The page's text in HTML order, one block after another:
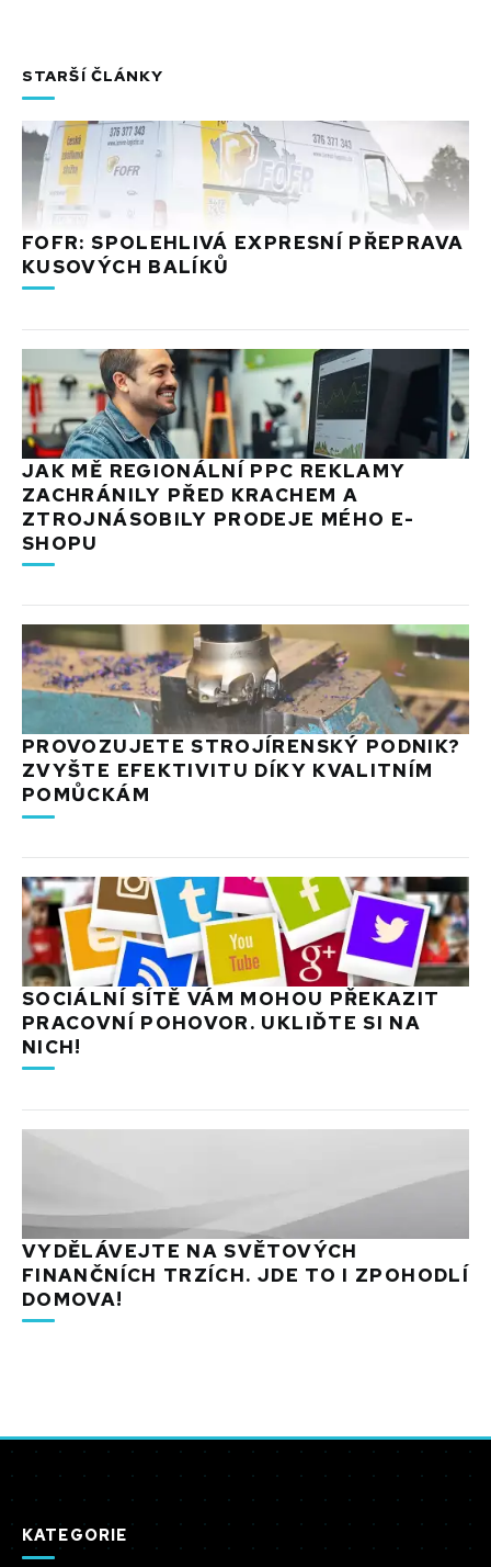
STARŠÍ ČLÁNKY
FOFR: SPOLEHLIVÁ EXPRESNÍ PŘEPRAVA
KUSOVÝCH BALÍKŮ
JAK MĚ REGIONÁLNÍ PPC REKLAMY
ZACHRÁNILY PŘED KRACHEM A
ZTROJNÁSOBILY PRODEJE MÉHO E-
SHOPU
PROVOZUJETE STROJÍRENSKÝ PODNIK?
ZVYŠTE EFEKTIVITU DÍKY KVALITNÍM
POMŮCKÁM
SOCIÁLNÍ SÍTĚ VÁM MOHOU PŘEKAZIT
PRACOVNÍ POHOVOR. UKLIĎTE SI NA
NICH!
VYDĚLÁVEJTE NA SVĚTOVÝCH
FINANČNÍCH TRZÍCH. JDE TO I ZPOHODLÍ
DOMOVA!
KATEGORIE